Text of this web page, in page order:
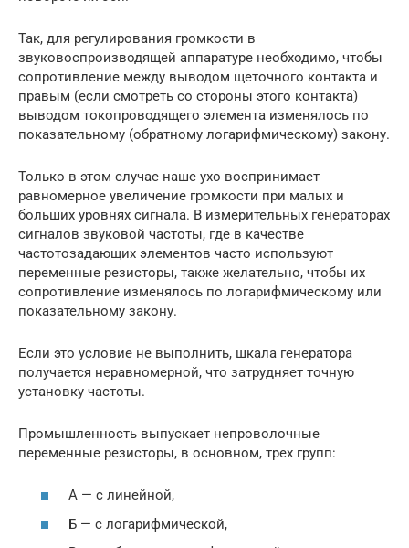
Так, для регулирования громкости в
звуковоспроизводящей аппаратуре необходимо, чтобы
сопротивление между выводом щеточного контакта и
правым (если смотреть со стороны этого контакта)
выводом токопроводящего элемента изменялось по
показательному (обратному логарифмическому) закону.
Только в этом случае наше ухо воспринимает
равномерное увеличение громкости при малых и
больших уровнях сигнала. В измерительных генераторах
сигналов звуковой частоты, где в качестве
частотозадающих элементов часто используют
переменные резисторы, также желательно, чтобы их
сопротивление изменялось по логарифмическому или
показательному закону.
Если это условие не выполнить, шкала генератора
получается неравномерной, что затрудняет точную
установку частоты.
Промышленность выпускает непроволочные
переменные резисторы, в основном, трех групп:
А — с линейной,
Б — с логарифмической,